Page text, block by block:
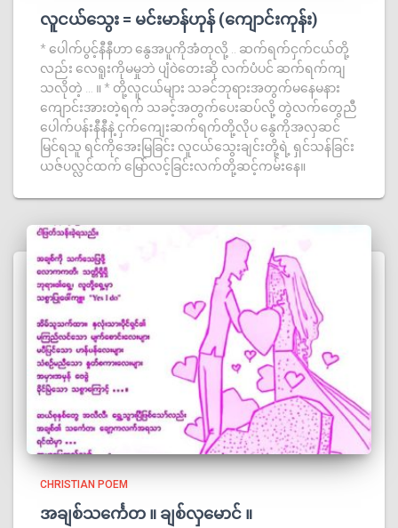
လူငယ်သွေး = မင်းမာန်ဟုန် (ကျောင်းကုန်း)
* ပေါက်ပွင့်နီနီဟာ နွေအပူကိုအံတုလို့ .. ဆက်ရက်ငှက်ငယ်တို့
လည်း လေရူးကိုမမှုဘဲ ပျံဝဲတေးဆို လက်ပံပင် ဆက်ရက်ကျ
သလိုတဲ့ … ။ * တို့လူငယ်များ သခင်ဘုရားအတွက်မနေမနား
ကျောင်းအားတဲ့ရက် သခင့်အတွက်ပေးဆပ်လို့ တွဲလက်တွေညီ
ပေါက်ပန်းနီနီနဲ့ ငှက်ကျေးဆက်ရက်တို့လိုပ နွေကိုအလှဆင်
မြင်ရသူ ရင်ကိုအေးမြခြင်း လူငယ်သွေးချင်းတို့ရဲ့ ရှင်သန်ခြင်း
ယဇ်ပလ္လင်ထက် မြော်လင့်ခြင်းလက်တို့ဆင့်ကမ်းနေ။
CHRISTIAN POEM
အချစ်သင်္ကေတ ။ ချစ်လှမောင် ။